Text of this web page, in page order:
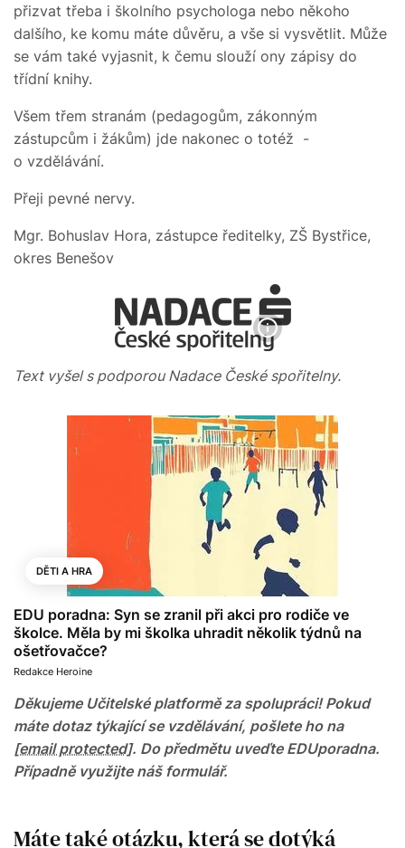
přizvat třeba i školního psychologa nebo někoho
dalšího, ke komu máte důvěru, a vše si vysvětlit. Může
se vám také vyjasnit, k čemu slouží ony zápisy do
třídní knihy.
Všem třem stranám (pedagogům, zákonným
zástupcům i žákům) jde nakonec o totéž -
o vzdělávání.
Přeji pevné nervy.
Mgr. Bohuslav Hora, zástupce ředitelky, ZŠ Bystřice,
okres Benešov
Text vyšel s podporou Nadace České spořitelny.
DĚTI A HRA
EDU poradna: Syn se zranil při akci pro rodiče ve
školce. Měla by mi školka uhradit několik týdnů na
ošetřovačce?
Redakce Heroine
Děkujeme Učitelské platformě za spolupráci! Pokud
máte dotaz týkající se vzdělávání, pošlete ho na
[email protected]. Do předmětu uveďte EDUporadna.
Případně využijte náš formulář.
Máte také otázku, která se dotýká